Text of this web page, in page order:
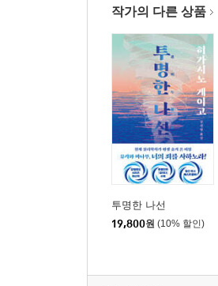
작가의 다른 상품
투명한 나선
19,800원 (10% 할인)